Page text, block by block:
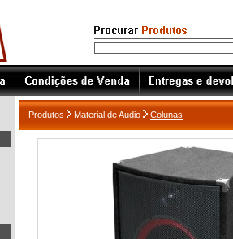
Produtos Material de Audio Colunas